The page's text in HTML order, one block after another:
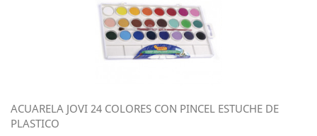
ACUARELA JOVI 24 COLORES CON PINCEL ESTUCHE DE
PLASTICO